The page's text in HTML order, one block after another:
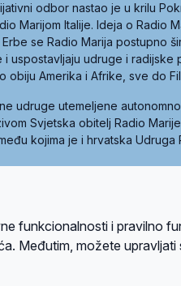
odbor nastao je u krilu
Marijom Italije. Ideja o Radio
se Radio Marija postupno
i uspostavljaju udruge i
obiju Amerika i Afrike, sve do
udruge utemeljene
Svjetska obitelj Radio
kojima je i hrvatska Udruga
funkcionalnosti i pravilno
Međutim, možete upravljati